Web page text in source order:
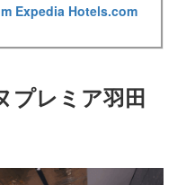
Expedia Hotels.com
プレミア羽田